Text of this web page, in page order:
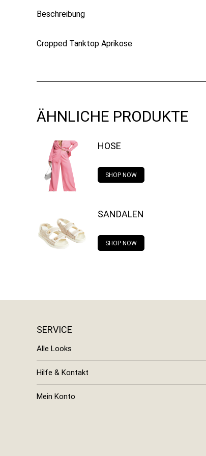
Beschreibung
Cropped Tanktop Aprikose
ÄHNLICHE PRODUKTE
HOSE
SHOP NOW
SANDALEN
SHOP NOW
SERVICE
Alle Looks
Hilfe & Kontakt
Mein Konto